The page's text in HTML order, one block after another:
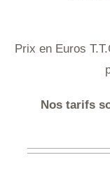
Prix en Euros
Nos tarifs